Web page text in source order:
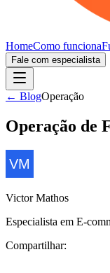
HomeComo funciona
Fale com especialista
← BlogOperação
Operação de
Victor Mathos
Especialista em E-
Compartilhar: